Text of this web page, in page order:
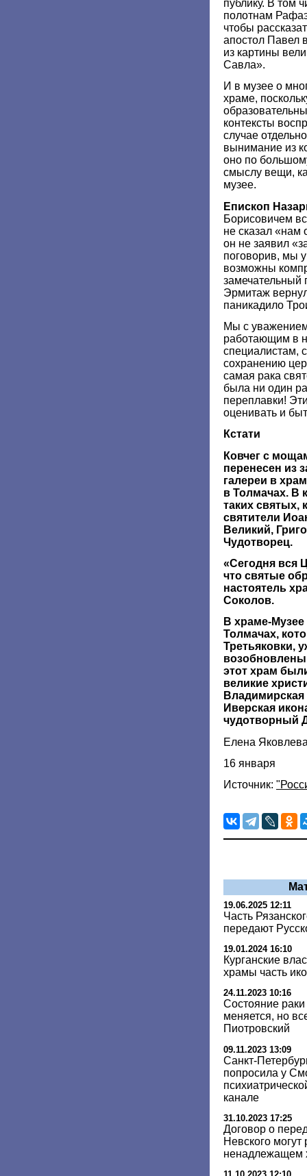
публику. В том
полотнам
чтобы
апостол Павел
из картины
Савла».
И в музее о
храме,
контексты
случае
вынимание из
оно по
смыслу вещи,
музее.
Епископ
Борисовичем
не сказал «нам
он не заявил
поговорив, мы
возможны
замечательный
Эрмитаж
паникадило
Мы с
работающим в
специалистам,
сохранению
самая рака
была ни один
переплавки!
оценивать и
Кстати
Ковчег с
перенесен из
галереи в
в Толмачах. В
таких святых,
святители
Великий,
Чудотворец.
«Сегодня вся
что святые
настоятель
Соколов.
В храме-Музее
Толмачах,
Третьяковки,
возобновлены
этот храм
великие
Иверская
чудотворный
Елена
16 января
Источник:
19.06.2025 12:11
Часть
передают
19.01.2024 16:10
Курганские
храмы часть
24.11.2023 10:16
Состояние
меняется, но
Пиотровский
09.11.2023 13:09
Санкт-
попросила у
канале
31.10.2023 17:25
Договор о
Невского могут
ненадлежащем